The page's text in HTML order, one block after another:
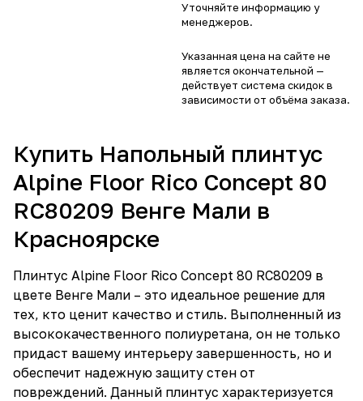
Уточняйте информацию у
менеджеров.
Указанная цена на сайте не
является окончательной —
действует система скидок в
зависимости от объёма заказа.
Купить Напольный плинтус
Alpine Floor Rico Concept 80
RC80209 Венге Мали в
Красноярске
Плинтус Alpine Floor Rico Concept 80 RC80209 в
цвете Венге Мали – это идеальное решение для
тех, кто ценит качество и стиль. Выполненный из
высококачественного полиуретана, он не только
придаст вашему интерьеру завершенность, но и
обеспечит надежную защиту стен от
повреждений. Данный плинтус характеризуется